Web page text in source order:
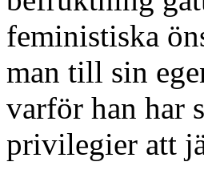
feministiska
man till sin
varför han har
privilegier att